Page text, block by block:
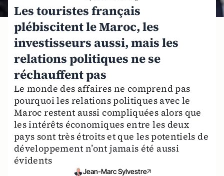
Les touristes français
plébiscitent le Maroc, les
investisseurs aussi, mais les
relations politiques ne se
réchauffent pas
Le monde des affaires ne comprend pas
pourquoi les relations politiques avec le
Maroc restent aussi compliquées alors que
les intérêts économiques entre les deux
pays sont très étroits et que les potentiels de
développement n’ont jamais été aussi
évidents
Jean-Marc Sylvestre